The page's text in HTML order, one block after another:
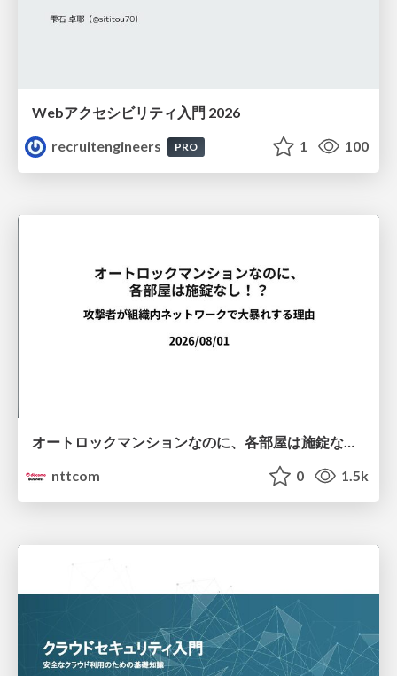
Webアクセシビリティ入門 2026
recruitengineers
PRO 1 100
オートロックマンションなのに、各部屋は施錠なし！？ 攻撃者が組織内ネットワークで大暴れする理由 / The Front Door Is Locked, but the Rooms Are Wide Open: Why Attackers Move Freely Inside Enterprise Networks
nttcom
0 1.5k